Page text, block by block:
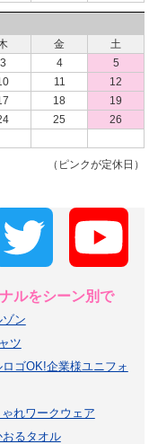
金
土
3 4
5
11
12
18
19
25
26
（ピンクが定休日）
ルをシーン別で
ン
ツ
ロゴOK!企業様ユニフォ
ゃれワークウェア
おるタオル